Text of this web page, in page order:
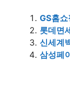
GS홈
롯데면
신세계
삼성페